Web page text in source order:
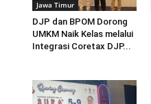
Jawa Timur
DJP dan BPOM Dorong
UMKM Naik Kelas melalui
Integrasi Coretax DJP...